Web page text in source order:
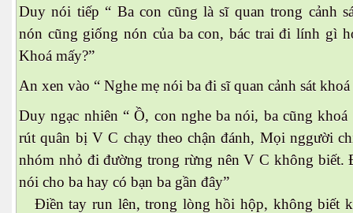
Duy nói tiếp “ Ba con cũng là sĩ quan trong cảnh
nón cũng giống nón của ba con, bác trai đi lính gì
Khoá mấy?”
An xen vào “ Nghe mẹ nói ba đi sĩ quan cảnh sát khoá
Duy ngạc nhiên “ Ồ, con nghe ba nói, ba cũng khoá
rút quân bị V C chạy theo chận đánh, Mọi nggười
nhóm nhỏ đi đường trong rừng nên V C không biết.
nói cho ba hay có bạn ba gần đây”
Điền tay run lên, trong lòng hồi hộp, không biết